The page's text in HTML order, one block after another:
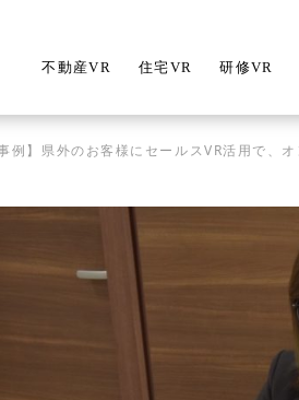
不動産VR 住宅VR 研修VR
例】県外のお客様にセールスVR活用で、